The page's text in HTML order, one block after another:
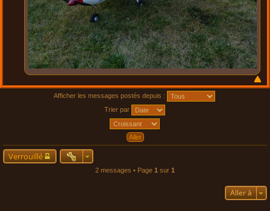
Afficher les messages postés depuis :
Trier par
Verrouillé
2 messages • Page 1 sur 1
Aller à